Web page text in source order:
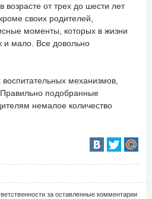
возрасте от трех до шести лет
своих родителей,
моменты, которых в жизни
и мало. Все довольно
механизмов,
подобранные
немалое количество
за оставленные комментарии